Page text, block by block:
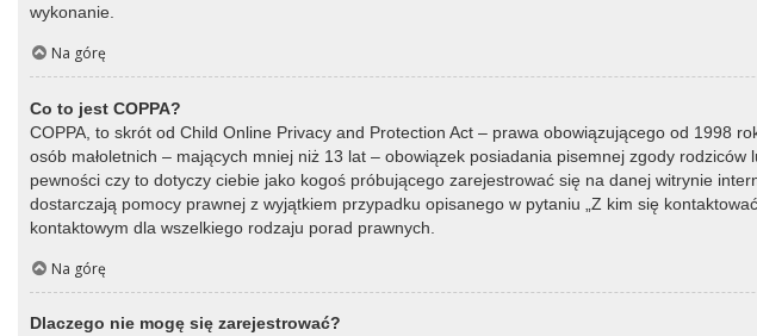
wykonanie.
Na górę
Co to jest COPPA?
COPPA, to skrót od Child Online Privacy and Protection Act – prawa obowiązującego od 1998
osób małoletnich – mających mniej niż 13 lat – obowiązek posiadania pisemnej zgody
pewności czy to dotyczy ciebie jako kogoś próbującego zarejestrować się na danej witrynie
dostarczają pomocy prawnej z wyjątkiem przypadku opisanego w pytaniu „Z kim się
kontaktowym dla wszelkiego rodzaju porad prawnych.
Na górę
Dlaczego nie mogę się zarejestrować?